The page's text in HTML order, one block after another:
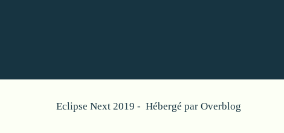
Eclipse Next 2019 - Hébergé par Overblog